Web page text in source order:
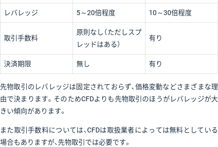
レバレッジ 5～20倍程度 10～30倍程度
取引手数料
原則なし（ただしスプ
レッドはある）
有り
決済期限 無し 有り
先物取引のレバレッジは固定されておらず、価格変動などさまざまな理
由で決まります。そのためCFDよりも先物取引のほうがレバレッジが大
きい傾向があります。
また取引手数料については、CFDは取扱業者によっては無料としている
場合もありますが、先物取引では必要です。